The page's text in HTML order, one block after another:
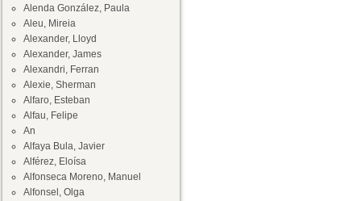
Alenda González, Paula
Aleu, Mireia
Alexander, Lloyd
Alexander, James
Alexandri, Ferran
Alexie, Sherman
Alfaro, Esteban
Alfau, Felipe
An
Alfaya Bula, Javier
Alférez, Eloísa
Alfonseca Moreno, Manuel
Alfonsel, Olga